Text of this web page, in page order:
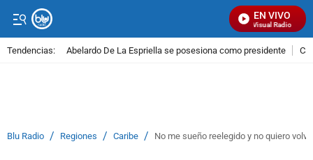
EN VIVO
Señal Visual Radio
Tendencias: Abelardo De La Espriella se posesiona como presidente
Blu Radio / Regiones / Caribe / No me sueño reelegido y no quiero